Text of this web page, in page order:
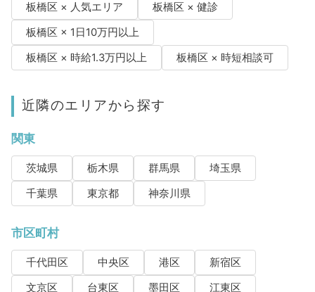
板橋区 × 人気エリア
板橋区 × 健診
板橋区 × 1日10万円以上
板橋区 × 時給1.3万円以上
板橋区 × 時短相談可
近隣のエリアから探す
関東
茨城県 栃木県 群馬県
埼玉県
千葉県
東京都 神奈川県
市区町村
千代田区 中央区 港区
新宿区
文京区
台東区 墨田区
江東区